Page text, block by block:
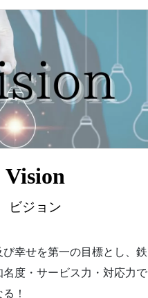
Vision
ビジョン
幸せを第一の目標とし、鉄
度・サービス力・対応力で
！